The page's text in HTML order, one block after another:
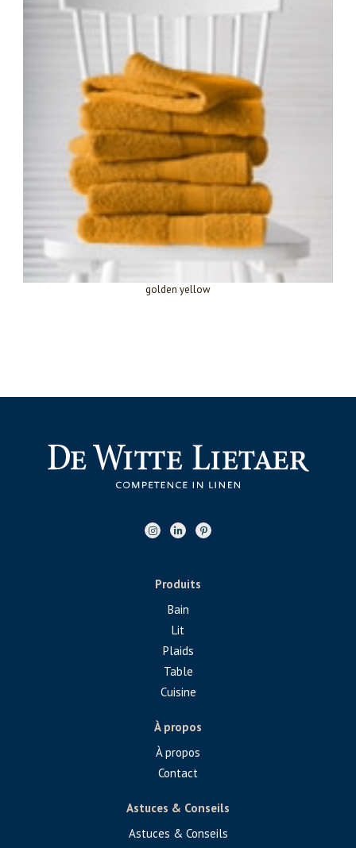
golden yellow
Produits
Bain
Lit
Plaids
Table
Cuisine
À propos
À propos
Contact
Astuces & Conseils
Astuces & Conseils